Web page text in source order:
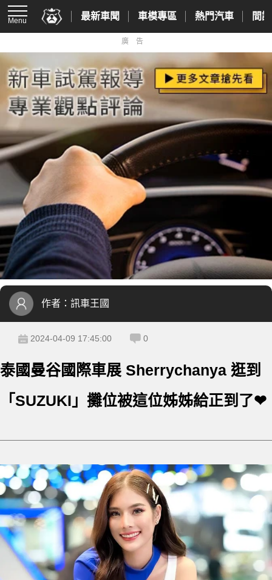
Menu 最新車聞 車模專區 熱門汽車 間
廣告
作者： 訊車王國
2024-04-09 17:45:00 0
泰國曼谷國際車展 Sherrychanya 逛到
「SUZUKI」攤位被這位姊姊給正到了❤